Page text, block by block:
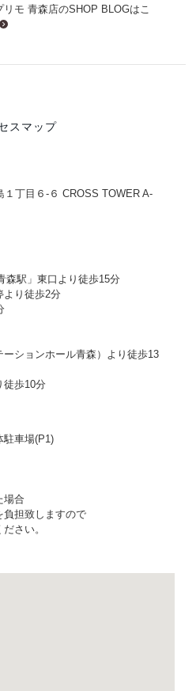
リモ 青森店のSHOP BLOGはこ
スマップ
１丁目６-６ CROSS TOWER A-
森駅」東口より徒歩15分
より徒歩2分
ションホール青森）より徒歩13
徒歩10分
駐車場(P1)
場合
負担致しますので
さい。